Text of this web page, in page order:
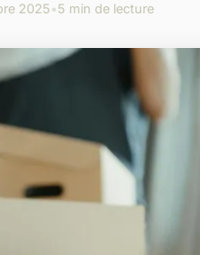
2025•5 min de lecture